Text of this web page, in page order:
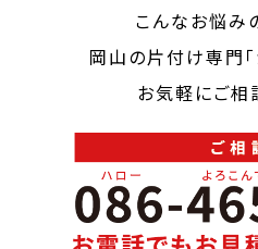
こんなお悩み
岡山の片付け専門
お気軽にご相